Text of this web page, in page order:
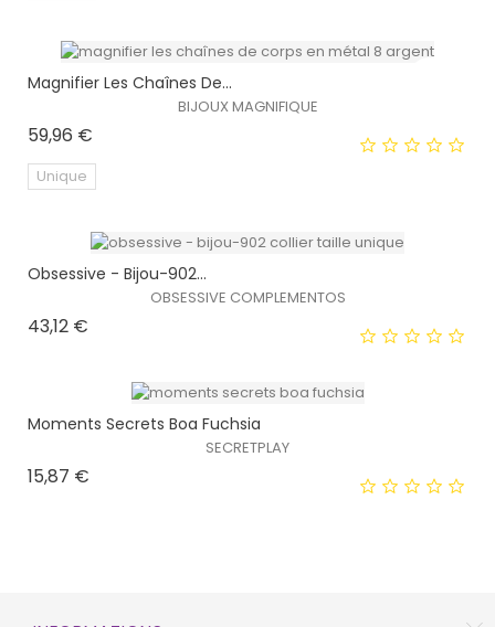
EXCLUSIVITÉ WEB !
HORS STOCK
EXCLUSIVITÉ WEB !
Magnifier Les Chaînes De...
BIJOUX MAGNIFIQUE
59,96 €
Unique
Obsessive - Bijou-902...
OBSESSIVE COMPLEMENTOS
43,12 €
Moments Secrets Boa Fuchsia
SECRETPLAY
15,87 €